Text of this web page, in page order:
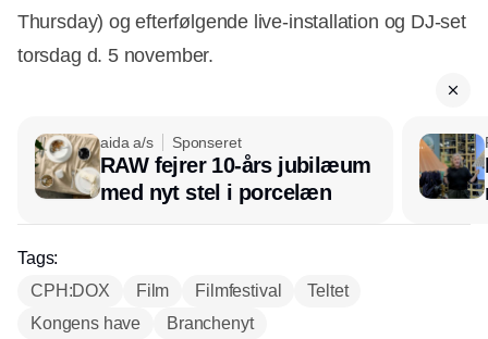
Thursday) og efterfølgende live-installation og DJ-set
torsdag d. 5 november.
aida a/s Sponseret
RAW fejrer 10-års jubilæum
med nyt stel i porcelæn
Tags:
CPH:DOX
Film Filmfestival
Teltet
Kongens have
Branchenyt